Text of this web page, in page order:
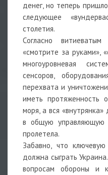
денег, но теперь
следующее
столетия.
Согласно
«смотрите за руками»,
многоуровневая
сенсоров,
перехвата и
иметь протяженность
моря, а вся
в общую
пролетела.
Забавно, что
должна сыграть
вопросам обороны и